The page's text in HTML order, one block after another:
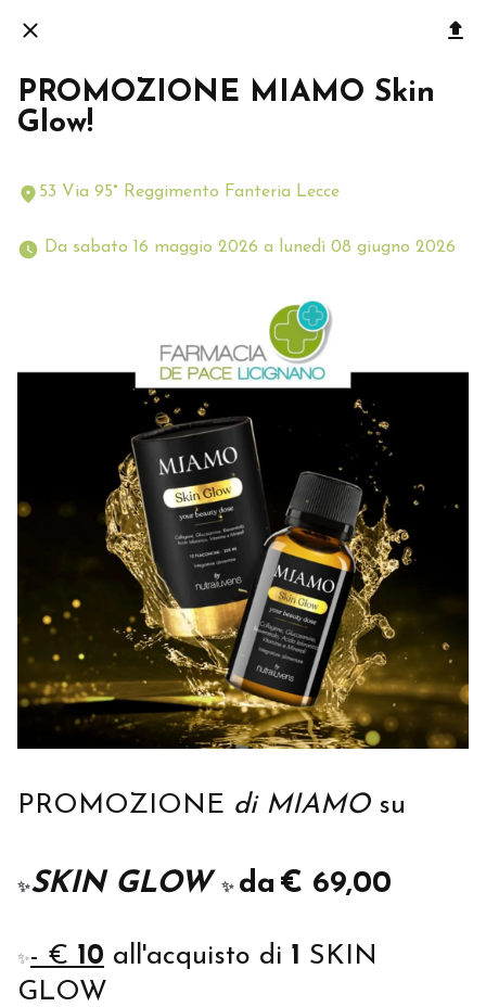
PROMOZIONE MIAMO Skin
Glow!
53 Via 95° Reggimento Fanteria Lecce
Da sabato 16 maggio 2026 a lunedì 08 giugno 2026
PROMOZIONE di MIAMOsu
✨SKIN GLOW ✨ da € 69,00
✨- € 10 all'acquisto di 1 SKIN
GLOW